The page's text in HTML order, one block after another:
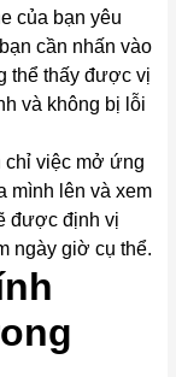
của bạn yêu
cần nhấn vào
thể thấy được vị
và không bị lỗi
chỉ việc mở ứng
mình lên và xem
được định vị
ngày giờ cụ thể.